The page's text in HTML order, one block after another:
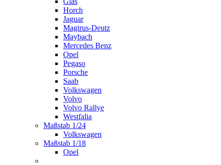
Horch
Jaguar
Magirus-Deutz
Maybach
Mercedes Benz
Opel
Pegaso
Porsche
Saab
Volkswagen
Volvo
Volvo Rallye
Westfalia
Maßstab 1/24
Volkswagen
Maßstab 1/18
Opel